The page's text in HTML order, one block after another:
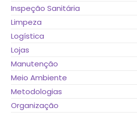
Inspeção Sanitária
Limpeza
Logística
Lojas
Manutenção
Meio Ambiente
Metodologias
Organização